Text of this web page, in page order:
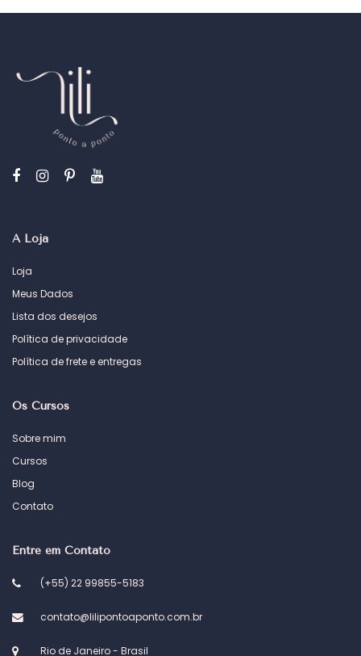
A Loja
Loja
Meus Dados
Lista dos desejos
Política de privacidade
Política de frete e entregas
Os Cursos
Sobre mim
Cursos
Blog
Contato
Entre em Contato
(+55) 22 99855-5183
contato@lilipontoaponto.com.br
Rio de Janeiro - Brasil